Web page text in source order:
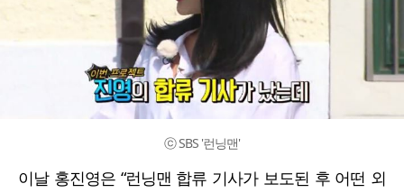
ⓒ SBS '런닝맨'
이날 홍진영은 “런닝맨 합류 기사가 보도된 후 어떤 외